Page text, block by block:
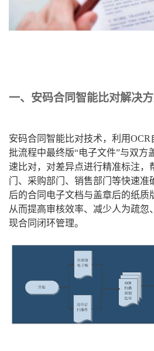
一、安码合同智能比对解决方
安码合同智能比对技术，利用
批流程中最终版“电子文件”与双方
速比对，对差异点进行精准标注，
门、采购部门、销售部门等快速准
后的合同电子文档与盖章后的纸质
从而提高审核效率、减少人为疏忽
现合同闭环管理。